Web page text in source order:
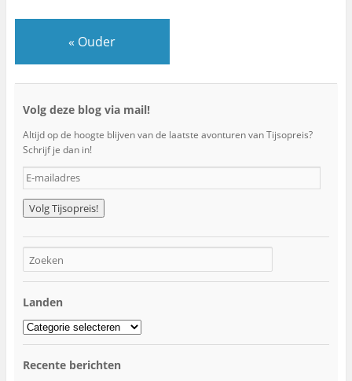
« Ouder
Volg deze blog via mail!
Altijd op de hoogte blijven van de laatste avonturen van Tijsopreis?
Schrijf je dan in!
E
-
m
a
i
l
d
e
s
Landen
Landen
Recente berichten